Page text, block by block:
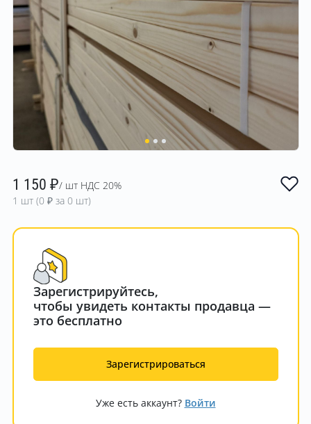
1 150 ₽/ шт НДС 20%
1 шт (0 ₽ за 0 шт)
Зарегистрируйтесь,
чтобы увидеть контакты продавца —
это бесплатно
Зарегистрироваться
Уже есть аккаунт? Войти